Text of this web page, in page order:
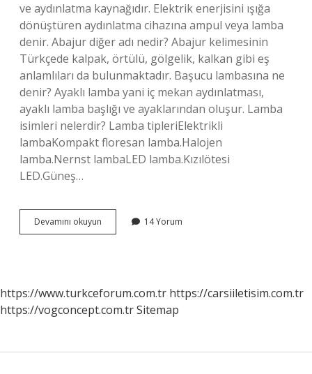
ve aydınlatma kaynağıdır. Elektrik enerjisini ışığa
dönüştüren aydınlatma cihazına ampul veya lamba
denir. Abajur diğer adı nedir? Abajur kelimesinin
Türkçede kalpak, örtülü, gölgelik, kalkan gibi eş
anlamlıları da bulunmaktadır. Başucu lambasına ne
denir? Ayaklı lamba yani iç mekan aydınlatması,
ayaklı lamba başlığı ve ayaklarından oluşur. Lamba
isimleri nelerdir? Lamba tipleriElektrikli
lambaKompakt floresan lamba.Halojen
lamba.Nernst lambaLED lamba.Kızılötesi
LED.Güneş…
Devamını okuyun Masaüstü
Lambanın
14 Yorum
https://www.turkceforum.com.tr https://carsiiletisim.com.tr
https://vogconcept.com.trSitemap